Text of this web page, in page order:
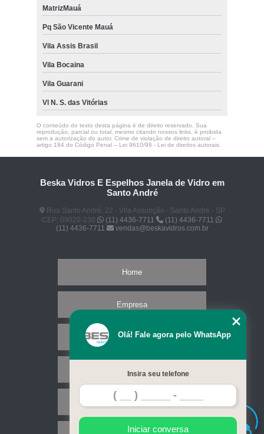
MatrizMauá
Pq São Vicente Mauá
Vila Assis Brasil
Vila Bocaina
Vila Guarani
Vl N. S. das Vitórias
O conteúdo do texto desta página é de direito reservado. Sua
reprodução, parcial ou total, mesmo citando nossos links, é proibida
sem a autorização do autor. Crime de violação de direito autoral –
artigo 184 do Código Penal – Lei 9610/98 - Lei de direitos autorais.
Beska Vidros E Espelhos Janela de Vidro em
Santo André
Rua Santo André, 22 - Vila Assunção - Santo André - SP
CEP: 09020-230
(11) 4436-7711
(11) 4436-7711
(11) 4436-7711
vendas@beskavidros.com.br
Home
Empresa
Missão
Serviços
Contato
Olá! Fale agora pelo WhatsApp
Insira seu telefone
Iniciar conversa